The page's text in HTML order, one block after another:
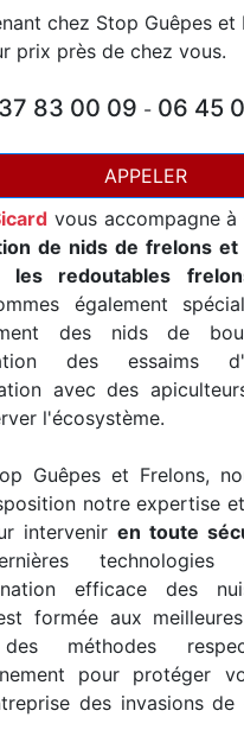
chez Stop Guêpes et
prix près de chez vous.
83 00 09 - 06 45
APPELER
vous accompagne à
de nids de frelons et
les redoutables
également
des nids de
des essaims
avec des
l'écosystème.
Guêpes et Frelons,
notre expertise
intervenir en toute
technologies
efficace des
formée aux
méthodes
pour protéger
des invasions